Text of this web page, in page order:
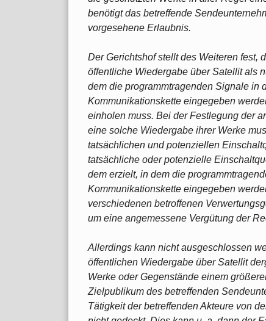
benötigt das betreffende
vorgesehene Erlaubnis.
Der Gerichtshof stellt des Weiteren fest,
öffentliche Wiedergabe über Satellit als
dem die programmtragenden Signale in
Kommunikationskette eingegeben
einholen muss. Bei der Festlegung der
eine solche Wiedergabe ihrer Werke
tatsächlichen und potenziellen
tatsächliche oder potenzielle
dem erzielt, in dem die
Kommunikationskette eingegeben
verschiedenen betroffenen
um eine angemessene Vergütung der
Allerdings kann nicht ausgeschlossen
öffentlichen Wiedergabe über Satellit
Werke oder Gegenstände einem
Zielpublikum des betreffenden
Tätigkeit der betreffenden Akteure von